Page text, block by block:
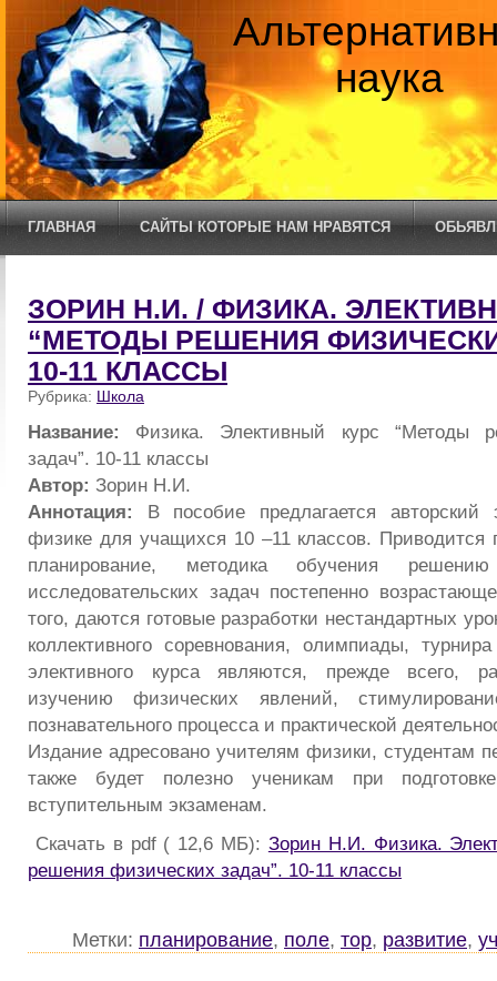
наука
ГЛАВНАЯ САЙТЫ КОТОРЫЕ НАМ НРАВЯТСЯ
ЗОРИН Н.И. / ФИЗИКА.
“МЕТОДЫ РЕШЕНИЯ
10-11 КЛАССЫ
Рубрика: Школа
Название: Физика. Элективный курс “Методы
задач”. 10-11 классы
Автор: Зорин Н.И.
Аннотация: В пособие предлагается авторский
физике для учащихся 10 –11 классов. Приводится
планирование, методика обучения
исследовательских задач постепенно
того, даются готовые разработки нестандартных
коллективного соревнования, олимпиады,
элективного курса являются, прежде всего,
изучению физических явлений,
познавательного процесса и практической
Издание адресовано учителям физики, студентам
также будет полезно ученикам при
вступительным экзаменам.
Скачать в pdf ( 12,6 МБ): Зорин Н.И. Физика.
решения физических задач”. 10-11 классы
Метки: планирование, поле, тор, развитие,